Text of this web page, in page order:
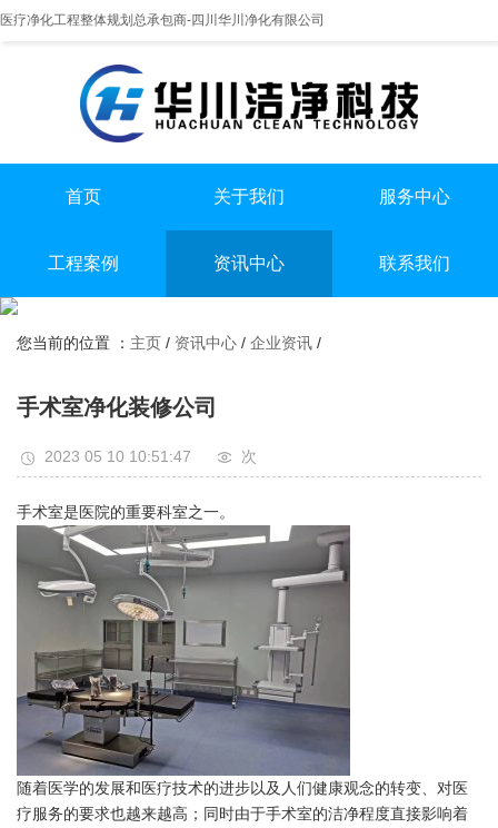
医疗净化工程整体规划总承包商-四川华川净化有限公司
提供实医疗净化整体解决方案
首页 关于我们 服务中心
手术室净化装修
实验室净化装修
工程案例
无尘车间
资讯中心 联系我们
您当前的位置 ： 主页 / 资讯中心 / 企业资讯 /
手术室净化装修公司
2023 05 10 10:51:47 次
手术室是医院的重要科室之一。
随着医学的发展和医疗技术的进步以及人们健康观念的转变、对医
疗服务的要求也越来越高；同时由于手术室的洁净程度直接影响着